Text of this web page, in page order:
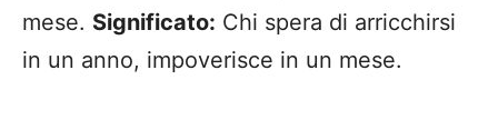
mese. Significato: Chi spera di arricchirsi
in un anno, impoverisce in un mese.